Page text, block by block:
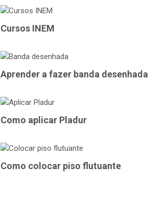
Cursos INEM
Aprender a fazer banda desenhada
Como aplicar Pladur
Como colocar piso flutuante